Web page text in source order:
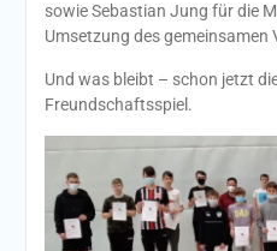
sowie Sebastian Jung für die
Umsetzung des gemeinsamen
Und was bleibt – schon jetzt
Freundschaftsspiel.